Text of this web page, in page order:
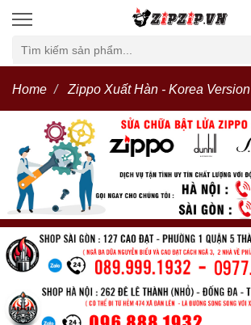
Home Zippo Xuất Hàn - Korea Version